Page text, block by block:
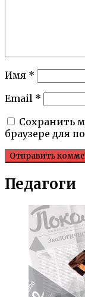
Имя *
Email *
Сохранить
браузере для
Педагоги